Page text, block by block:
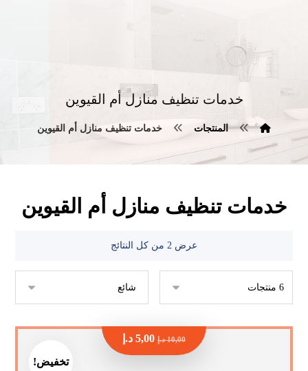
خدمات تنظيف منازل أم القيوين
المنتجات خدمات تنظيف منازل أم القيوين
خدمات تنظيف منازل أم القيوين
عرض ⁦2⁩ من كل النتائج
تخفيض!
10,00 د.إ 5,00 د.إ